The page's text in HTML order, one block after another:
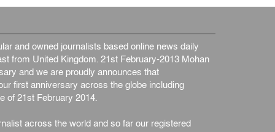
and owned journalists based online news daily
from United Kingdom. 21st February-2013 Mohan
and we are proudly announces that
first anniversary across the globe including
of 21st February 2014.
across the world and so far our registered